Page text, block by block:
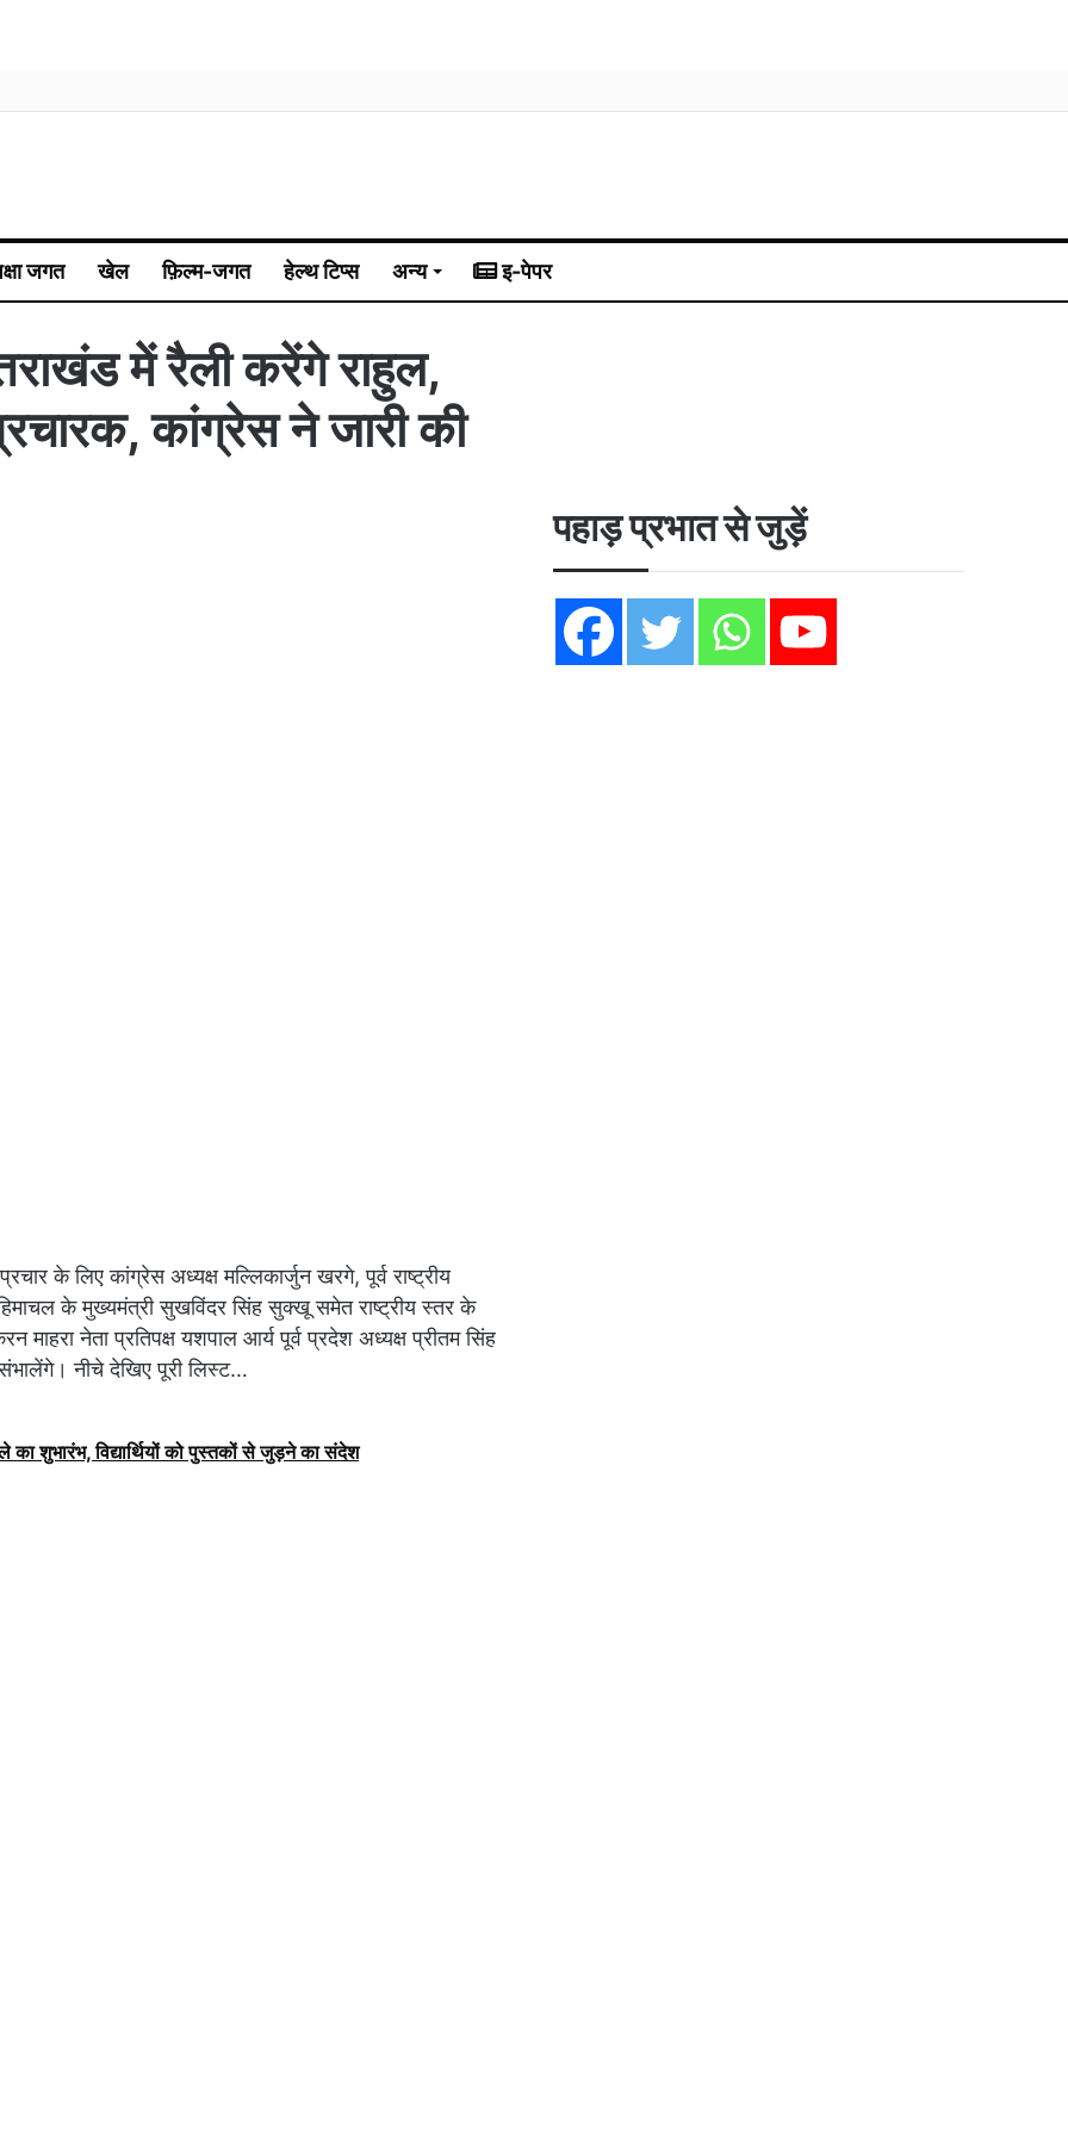
जगत खेल फ़िल्म-जगत हेल्थ टिप्स अन्य इ-पेपर
में रैली करेंगे राहुल,
कांग्रेस ने जारी की
के लिए कांग्रेस अध्यक्ष मल्लिकार्जुन खरगे, पूर्व राष्ट्रीय
हिमाचल के मुख्यमंत्री सुखविंदर सिंह सुक्खू समेत राष्ट्रीय स्तर के
माहरा नेता प्रतिपक्ष यशपाल आर्य पूर्व प्रदेश अध्यक्ष प्रीतम सिंह
नीचे देखिए पूरी लिस्ट…
का शुभारंभ, विद्यार्थियों को पुस्तकों से जुड़ने का संदेश
पहाड़ प्रभात से जुड़ें